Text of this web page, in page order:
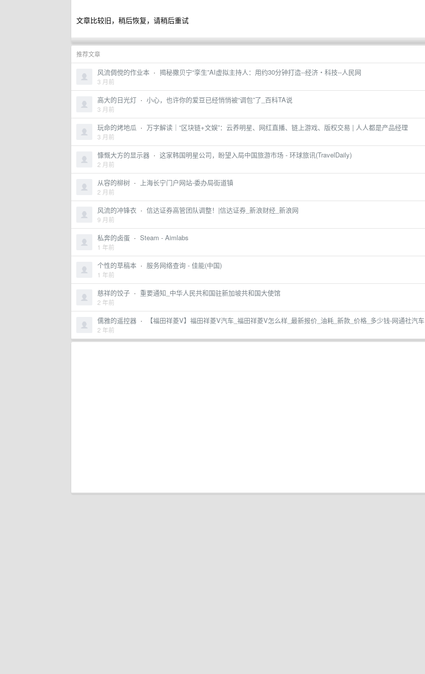
文章比较旧，稍后恢复，请稍后重试
推荐文章
风流倜傥的作业本 · 揭秘撒贝宁“孪生”AI虚拟主持人：用约30分钟打造--经济・科技--人民网
3 月前
高大的日光灯 · 小心，也许你的爱豆已经悄悄被“调包”了_百科TA说
3 月前
玩命的烤地瓜 · 万字解读｜“区块链+文娱”：云养明星、网红直播、链上游戏、版权交易 | 人人都是产品经理
3 月前
慷慨大方的显示器 · 这家韩国明星公司，盼望入局中国旅游市场 - 环球旅讯(TravelDaily)
2 月前
从容的柳树 · 上海长宁门户网站-委办局街道镇
2 月前
风流的冲锋衣 · 信达证券高管团队调整！|信达证券_新浪财经_新浪网
9 月前
私奔的卤蛋 · Steam - Aimlabs
1 年前
个性的草稿本 · 服务网络查询 - 佳能(中国)
1 年前
慈祥的饺子 · 重要通知_中华人民共和国驻新加坡共和国大使馆
2 年前
儒雅的遥控器 · 【福田祥菱V】福田祥菱V汽车_福田祥菱V怎么样_最新报价_油耗_新款_价格_多少钱-网通社汽车
2 年前